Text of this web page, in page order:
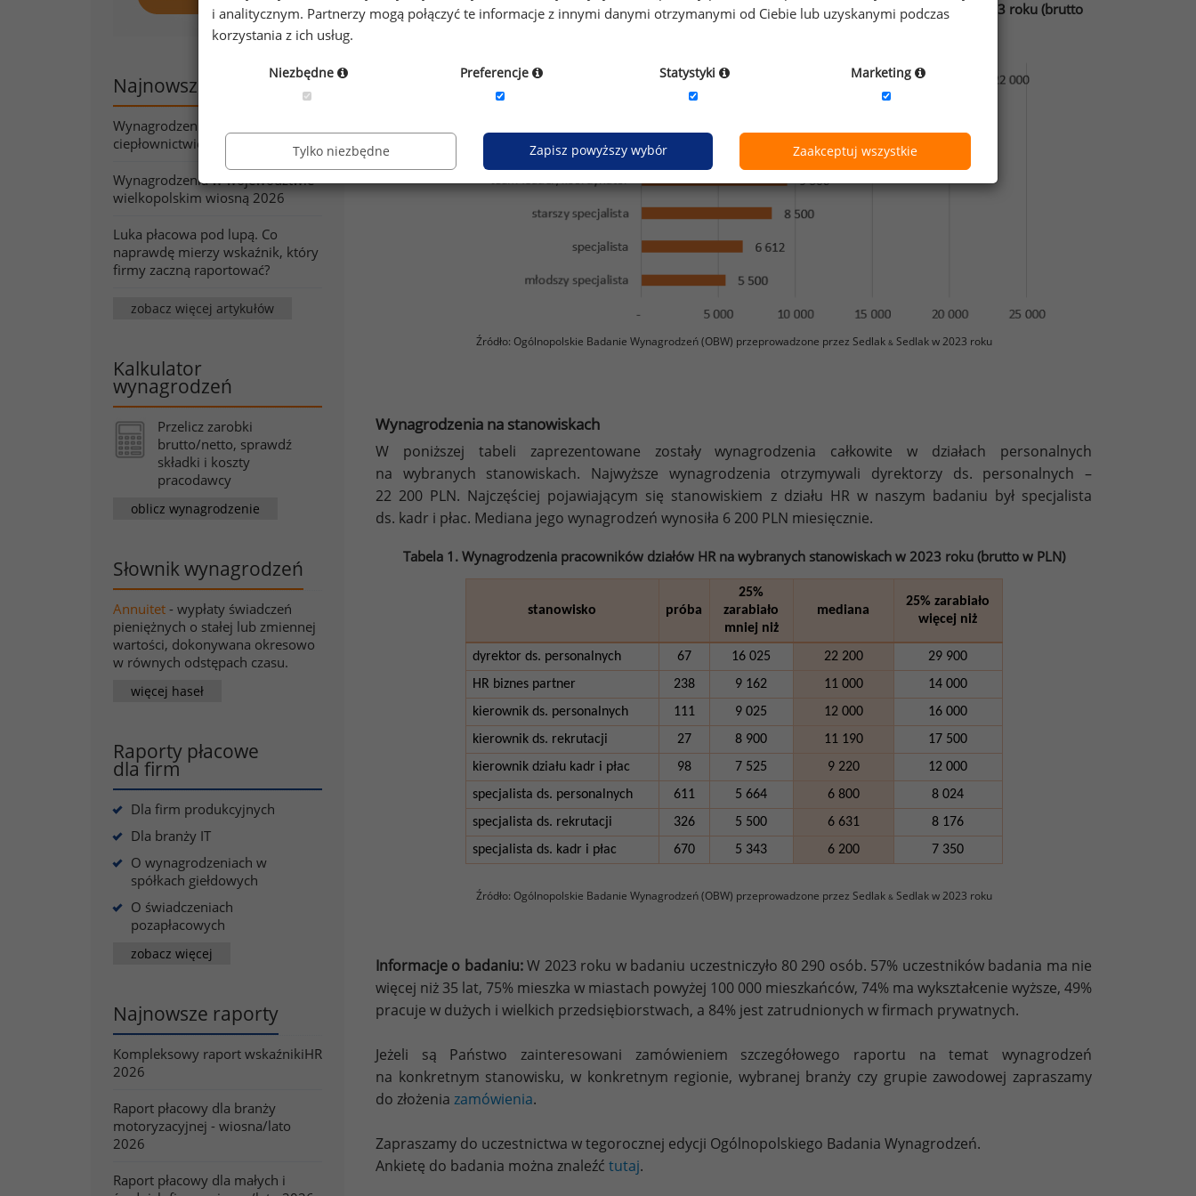
Najnowsze artykuły
Wynagrodzenia w energetyce i
ciepłownictwie wiosną 2026
Wynagrodzenia w województwie
wielkopolskim wiosną 2026
Luka płacowa pod lupą. Co
naprawdę mierzy wskaźnik, który
firmy zaczną raportować?
zobacz więcej artykułów
Kalkulator
wynagrodzeń
Przelicz zarobki
brutto/netto, sprawdź
składki i koszty
pracodawcy
oblicz wynagrodzenie
Słownik wynagrodzeń
Annuitet - wypłaty świadczeń
pieniężnych o stałej lub zmiennej
wartości, dokonywana okresowo
w równych odstępach czasu.
więcej haseł
Raporty płacowe
dla firm
Dla firm produkcyjnych
Dla branży IT
O wynagrodzeniach w
spółkach giełdowych
O świadczeniach
pozapłacowych
zobacz więcej
Najnowsze raporty
Kompleksowy raport wskaźnikiHR
2026
Raport płacowy dla branży
motoryzacyjnej - wiosna/lato
2026
Raport płacowy dla małych i
Wykres 1. Mediany wynagrodzeń pracowników działów HR na różnych szczeblach organizacji w 2023 roku (brutto
w PLN)
Źródło: Ogólnopolskie Badanie Wynagrodzeń (OBW) przeprowadzone przez Sedlak &Sedlak w 2023 roku
Wynagrodzenia na stanowiskach
W poniższej tabeli zaprezentowane zostały wynagrodzenia całkowite w działach personalnych
na wybranych stanowiskach. Najwyższe wynagrodzenia otrzymywali dyrektorzy ds. personalnych –
22 200 PLN. Najczęściej pojawiającym się stanowiskiem z działu HR w naszym badaniu był specjalista
ds. kadr i płac. Mediana jego wynagrodzeń wynosiła 6 200 PLN miesięcznie.
Tabela 1. Wynagrodzenia pracowników działów HR na wybranych stanowiskach w 2023 roku (brutto w PLN)
stanowisko próba
25%
zarabiało
mniej niż
mediana
25% zarabiało
więcej niż
dyrektor ds. personalnych 67 16 025 22 200
29 900
HR biznes partner
238 9 162 11 000
14 000
kierownik ds. personalnych
111 9 025 12 000
16 000
kierownik ds. rekrutacji
27 8 900 11 190
17 500
kierownik działu kadr i płac
98 7 525 9 220
12 000
specjalista ds. personalnych
611 5 664 6 800
8 024
specjalista ds. rekrutacji
326 5 500 6 631
8 176
specjalista ds. kadr i płac
670 5 343 6 200 7 350
Źródło: Ogólnopolskie Badanie Wynagrodzeń (OBW) przeprowadzone przez Sedlak &Sedlak w 2023 roku
Informacje o badaniu:W 2023 roku w badaniu uczestniczyło 80 290 osób. 57% uczestników badania ma nie
więcej niż 35 lat, 75% mieszka w miastach powyżej 100 000 mieszkańców, 74% ma wykształcenie wyższe, 49%
pracuje w dużych i wielkich przedsiębiorstwach, a 84% jest zatrudnionych w firmach prywatnych.
Jeżeli są Państwo zainteresowani zamówieniem szczegółowego raportu na temat wynagrodzeń
na konkretnym stanowisku, w konkretnym regionie, wybranej branży czy grupie zawodowej zapraszamy
do złożenia zamówienia.
Zapraszamy do uczestnictwa w tegorocznej edycji Ogólnopolskiego Badania Wynagrodzeń.
Ankietę do badania można znaleźć tutaj.
i analitycznym. Partnerzy mogą połączyć te informacje z innymi danymi otrzymanymi od Ciebie lub uzyskanymi podczas
korzystania z ich usług.
Niezbędne Preferencje Statystyki Marketing
Tylko niezbędne Zapisz powyższy wybór Zaakceptuj wszystkie